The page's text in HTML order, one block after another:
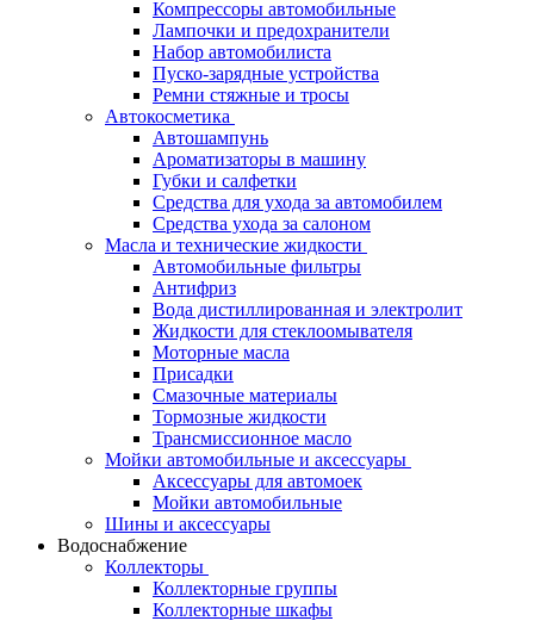
Компрессоры автомобильные
Лампочки и предохранители
Набор автомобилиста
Пуско-зарядные устройства
Ремни стяжные и тросы
Автокосметика
Автошампунь
Ароматизаторы в машину
Губки и салфетки
Средства для ухода за автомобилем
Средства ухода за салоном
Масла и технические жидкости
Автомобильные фильтры
Антифриз
Вода дистиллированная и электролит
Жидкости для стеклоомывателя
Моторные масла
Присадки
Смазочные материалы
Тормозные жидкости
Трансмиссионное масло
Мойки автомобильные и аксессуары
Аксессуары для автомоек
Мойки автомобильные
Шины и аксессуары
Водоснабжение
Коллекторы
Коллекторные группы
Коллекторные шкафы